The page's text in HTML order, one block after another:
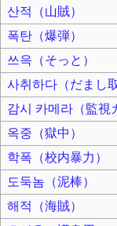
산적（山賊）
폭탄（爆弾）
쓰윽（そっと）
사취하다（だまし
감시 카메라（監視
옥중（獄中）
학폭（校内暴力）
도둑놈（泥棒）
해적（海賊）